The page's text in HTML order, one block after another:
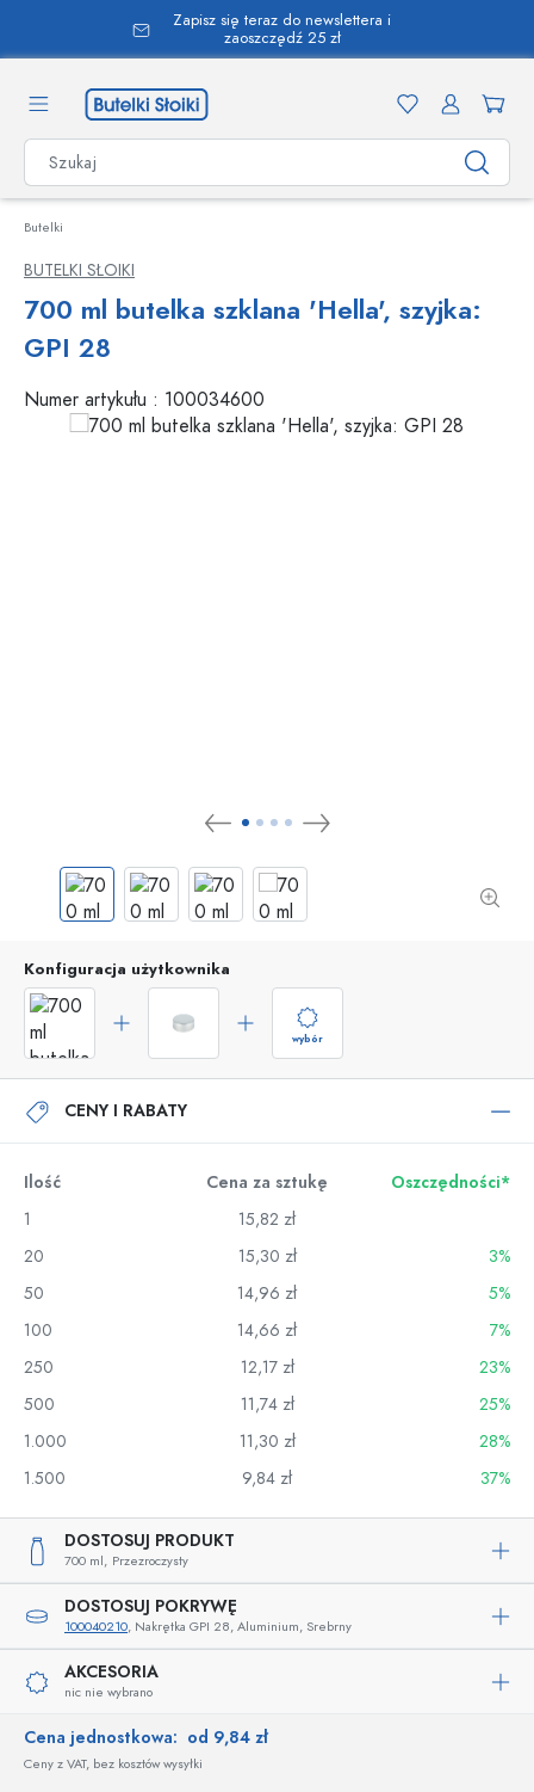
zawartości
Zapisz się teraz do newslettera i
zaoszczędź 25 zł
Butelki
BUTELKI SŁOIKI
700 ml butelka szklana 'Hella', szyjka:
GPI 28
Numer artykułu : 100034600
Konfiguracja użytkownika
wybór
CENY I RABATY
Ilość Cena za sztukę
Oszczędności*
1
15,82 zł
20
15,30 zł
3%
50
14,96 zł
5%
100
14,66 zł
7%
250
12,17 zł
23%
500
11,74 zł
25%
1.000
11,30 zł
28%
1.500
9,84 zł 37%
DOSTOSUJ PRODUKT
700 ml, Przezroczysty
DOSTOSUJ POKRYWĘ
100040210, Nakrętka GPI 28, Aluminium, Srebrny
AKCESORIA
nic nie wybrano
Cena jednostkowa: od 9,84 zł
Ceny z VAT, bez kosztów wysyłki